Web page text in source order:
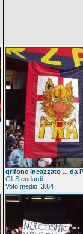
grifone incazzato ... da
Gli Stendardi
Voto medio: 3.64